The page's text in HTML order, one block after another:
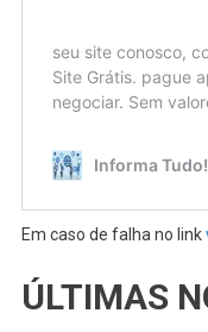
Em caso de falha no link
ÚLTIMAS